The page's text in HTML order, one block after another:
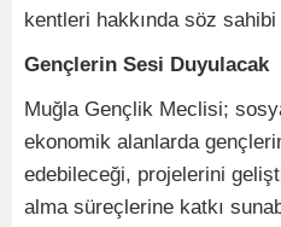
kentleri hakkında söz
Gençlerin Sesi Duyulacak
Muğla Gençlik Meclisi;
ekonomik alanlarda
edebileceği, projelerini
alma süreçlerine katkı